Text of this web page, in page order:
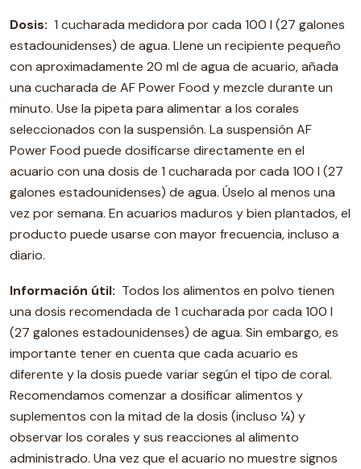
Dosis: 1 cucharada medidora por cada 100 l (27 galones
estadounidenses) de agua. Llene un recipiente pequeño
con aproximadamente 20 ml de agua de acuario, añada
una cucharada de AF Power Food y mezcle durante un
minuto. Use la pipeta para alimentar a los corales
seleccionados con la suspensión. La suspensión AF
Power Food puede dosificarse directamente en el
acuario con una dosis de 1 cucharada por cada 100 l (27
galones estadounidenses) de agua. Úselo al menos una
vez por semana. En acuarios maduros y bien plantados, el
producto puede usarse con mayor frecuencia, incluso a
diario.
Información útil: Todos los alimentos en polvo tienen
una dosis recomendada de 1 cucharada por cada 100 l
(27 galones estadounidenses) de agua. Sin embargo, es
importante tener en cuenta que cada acuario es
diferente y la dosis puede variar según el tipo de coral.
Recomendamos comenzar a dosificar alimentos y
suplementos con la mitad de la dosis (incluso ¼) y
observar los corales y sus reacciones al alimento
administrado. Una vez que el acuario no muestre signos